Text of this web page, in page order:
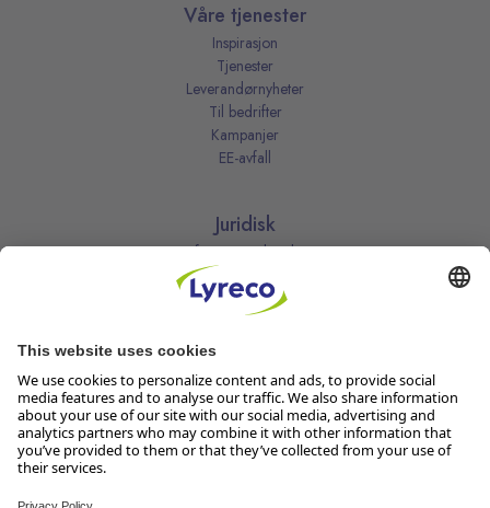
Våre tjenester
Inspirasjon
Tjenester
Leverandørnyheter
Til bedrifter
Kampanjer
EE-avfall
Juridisk
Informasjonskapsler
Kjøpsbetingelser
Personvernerklæring
Vilkår
Vilkår for kundeklubben
Åpenhetsloven
Endre dine personvernsinnstillinger